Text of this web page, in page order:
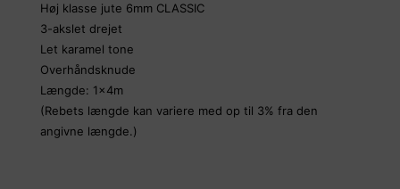
Høj klasse jute 6mm CLASSIC
3-akslet drejet
Let karamel tone
Overhåndsknude
Længde: 1x4m
(Rebets længde kan variere med op til 3% fra den
angivne længde.)